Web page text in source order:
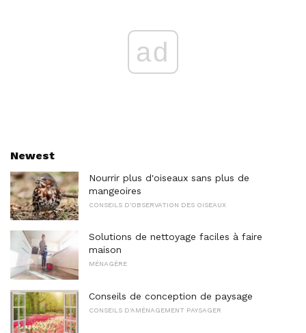
ad
Newest
Nourrir plus d'oiseaux sans plus de
mangeoires
CONSEILS D'OBSERVATION DES OISEAUX
Solutions de nettoyage faciles à faire
maison
MÉNAGÈRE
Conseils de conception de paysage
CONSEILS D'AMÉNAGEMENT PAYSAGER